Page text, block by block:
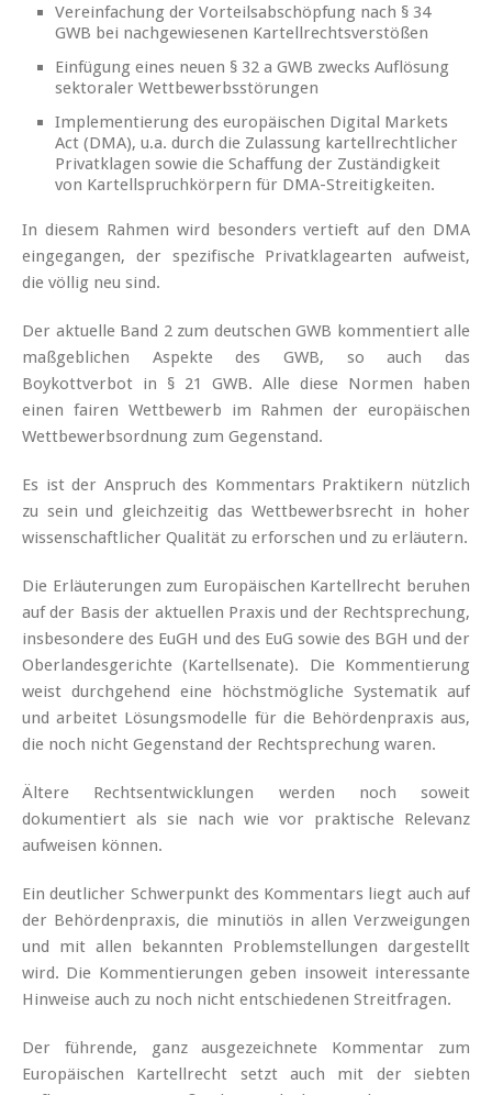
Vereinfachung der Vorteilsabschöpfung nach § 34
GWB bei nachgewiesenen Kartellrechtsverstößen
Einfügung eines neuen § 32 a GWB zwecks Auflösung
sektoraler Wettbewerbsstörungen
Implementierung des europäischen Digital Markets
Act (DMA), u.a. durch die Zulassung kartellrechtlicher
Privatklagen sowie die Schaffung der Zuständigkeit
von Kartellspruchkörpern für DMA-Streitigkeiten.
In diesem Rahmen wird besonders vertieft auf den DMA
eingegangen, der spezifische Privatklagearten aufweist,
die völlig neu sind.
Der aktuelle Band 2 zum deutschen GWB kommentiert alle
maßgeblichen Aspekte des GWB, so auch das
Boykottverbot in § 21 GWB. Alle diese Normen haben
einen fairen Wettbewerb im Rahmen der europäischen
Wettbewerbsordnung zum Gegenstand.
Es ist der Anspruch des Kommentars Praktikern nützlich
zu sein und gleichzeitig das Wettbewerbsrecht in hoher
wissenschaftlicher Qualität zu erforschen und zu erläutern.
Die Erläuterungen zum Europäischen Kartellrecht beruhen
auf der Basis der aktuellen Praxis und der Rechtsprechung,
insbesondere des EuGH und des EuG sowie des BGH und der
Oberlandesgerichte (Kartellsenate). Die Kommentierung
weist durchgehend eine höchstmögliche Systematik auf
und arbeitet Lösungsmodelle für die Behördenpraxis aus,
die noch nicht Gegenstand der Rechtsprechung waren.
Ältere Rechtsentwicklungen werden noch soweit
dokumentiert als sie nach wie vor praktische Relevanz
aufweisen können.
Ein deutlicher Schwerpunkt des Kommentars liegt auch auf
der Behördenpraxis, die minutiös in allen Verzweigungen
und mit allen bekannten Problemstellungen dargestellt
wird. Die Kommentierungen geben insoweit interessante
Hinweise auch zu noch nicht entschiedenen Streitfragen.
Der führende, ganz ausgezeichnete Kommentar zum
Europäischen Kartellrecht setzt auch mit der siebten